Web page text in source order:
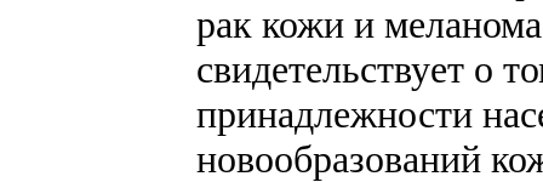
рак кожи и
свидетельствует о
принадлежности
новообразований